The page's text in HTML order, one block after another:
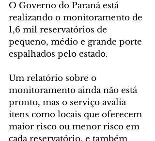
O Governo do Paraná está
realizando o monitoramento de
1,6 mil reservatórios de
pequeno, médio e grande porte
espalhados pelo estado.
Um relatório sobre o
monitoramento ainda não está
pronto, mas o serviço avalia
itens como locais que oferecem
maior risco ou menor risco em
cada reservatório, e também